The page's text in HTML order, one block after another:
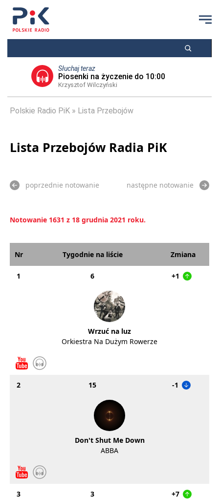
Słuchaj teraz
Piosenki na życzenie do 10:00
Krzysztof Wilczyński
Polskie Radio PiK Lista Przebojów
Lista Przebojów Radia PiK
poprzednie notowanie następne notowanie
Notowanie 1631 z 18 grudnia 2021 roku.
Nr Tygodnie na liście Zmiana
1 6 +1
Wrzuć na luz
Orkiestra Na Dużym Rowerze
2 15 -1
Don't Shut Me Down
ABBA
3 3 +7